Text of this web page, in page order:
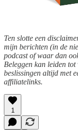
Ten slotte een
mijn berichten (in de
podcast of waar dan
Beleggen kan leiden
beslissingen altijd met
affiliatelinks.
1